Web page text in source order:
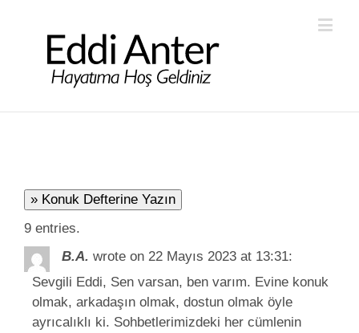
9 entries.
B.A. wrote on 22 Mayıs 2023 at 13:31:
Sevgili Eddi, Sen varsan, ben varım. Evine konuk
olmak, arkadaşın olmak, dostun olmak öyle
ayrıcalıklı ki. Sohbetlerimizdeki her cümlenin